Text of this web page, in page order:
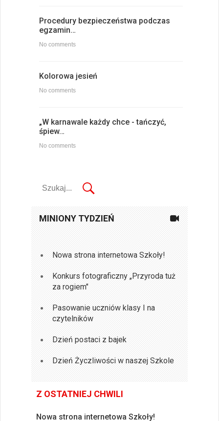
Procedury bezpieczeństwa podczas
egzamin…
No comments
Kolorowa jesień
No comments
„W karnawale każdy chce - tańczyć,
śpiew…
No comments
MINIONY TYDZIEŃ
Nowa strona internetowa Szkoły!
Konkurs fotograficzny „Przyroda tuż
za rogiem"
Pasowanie uczniów klasy I na
czytelników
Dzień postaci z bajek
Dzień Życzliwości w naszej Szkole
Z OSTATNIEJ CHWILI
Nowa strona internetowa Szkoły!